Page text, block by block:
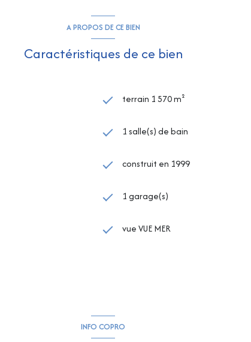
A PROPOS DE CE BIEN
Caractéristiques de ce bien
terrain 1 570 m²
1 salle(s) de bain
construit en 1999
1 garage(s)
vue VUE MER
INFO COPRO